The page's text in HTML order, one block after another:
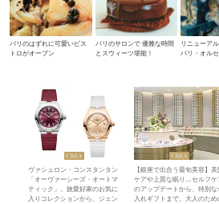
パリのはずれに可愛いビス
トロがオープン
パリのサロンで 優雅な時間
とスウィーツ堪能！
リニューア
パリ・オル
ヴァシュロン・コンスタンタン
「オーヴァーシーズ・オートマ
ティック」。旅愛好家のお気に
入りコレクションから、ジェン
【銀座で出合う最旬美容】美
ケアや上質な眠り…セルフケ
のアップデートから、特別な
入れギフトまで。大人のため